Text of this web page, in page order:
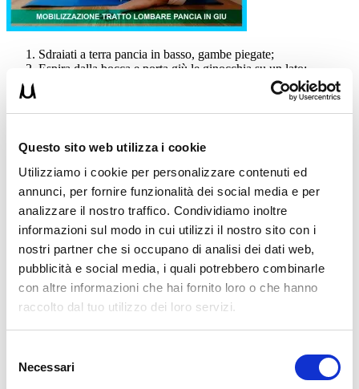
Questo sito web utilizza i cookie
Utilizziamo i cookie per personalizzare contenuti ed
annunci, per fornire funzionalità dei social media e per
analizzare il nostro traffico. Condividiamo inoltre
informazioni sul modo in cui utilizzi il nostro sito con i
nostri partner che si occupano di analisi dei dati web,
pubblicità e social media, i quali potrebbero combinarle
con altre informazioni che hai fornito loro o che hanno
raccolto dal tuo utilizzo dei loro servizi.
delNecessari
Sdraiati a terra pancia in basso, gambe piegate;
Espira dalla bocca e porta giù le ginocchia su un lato;
Inspira dal naso e ritorna al centro con le ginocchia;
Ripeti alternando i lati.
movimento omolaterale della testa.
MOBILIZZAZIONE CATENA ANTERIORE